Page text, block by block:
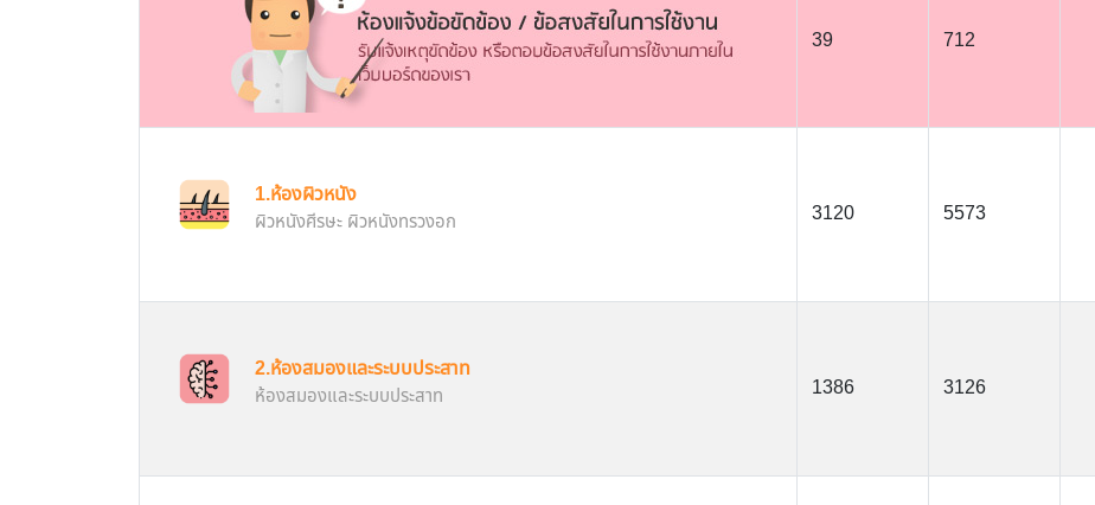
39 712
1.ห้องผิวหนัง
ผิวหนังศีรษะ ผิวหนังทรวงอก 3120 5573
2.ห้องสมองและระบบประสาท
ห้องสมองและระบบประสาท 1386 3126